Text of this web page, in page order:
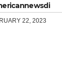
22, 2023